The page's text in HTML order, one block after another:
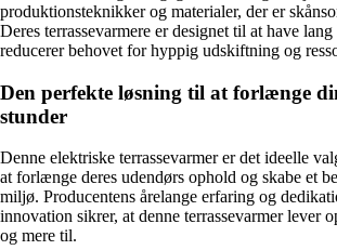
produktionsteknikker og materialer, der er
Deres terrassevarmere er designet til at have
reducerer behovet for hyppig udskiftning og
Den perfekte løsning til at forlænge
stunder
Denne elektriske terrassevarmer er det ideelle
at forlænge deres udendørs ophold og skabe et
miljø. Producentens årelange erfaring og
innovation sikrer, at denne terrassevarmer lever
og mere til.